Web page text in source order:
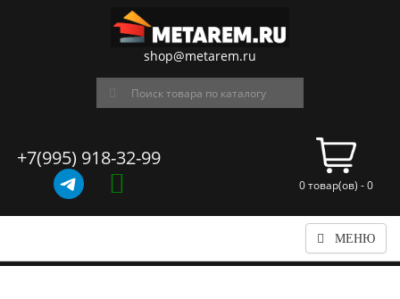
shop@metarem.ru
+7(995) 918-32-99
0 товар(ов) - 0
МЕНЮ